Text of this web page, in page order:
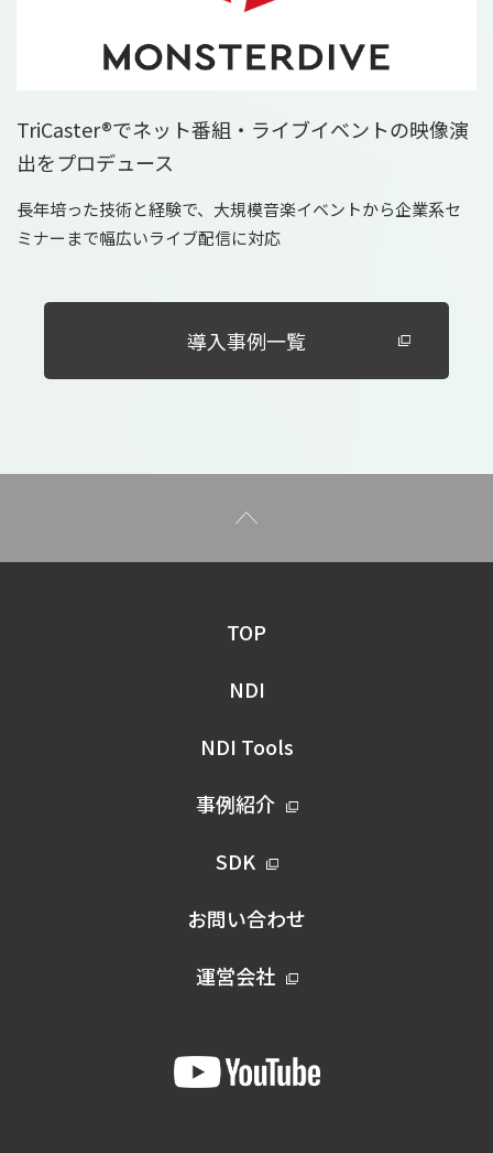
TriCaster®でネット番組・ライブイベントの映像演
出をプロデュース
長年培った技術と経験で、大規模音楽イベントから企業系セ
ミナーまで幅広いライブ配信に対応
導入事例一覧
TOP
NDI
NDI Tools
事例紹介
SDK
お問い合わせ
運営会社